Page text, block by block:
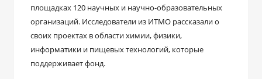
площадках 120 научных и научно-образовательных
организаций. Исследователи из ИТМО рассказали о
своих проектах в области химии, физики,
информатики и пищевых технологий, которые
поддерживает фонд.